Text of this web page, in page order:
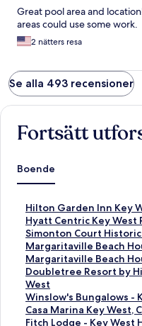
Great pool area and
areas could use some work.
2 nätters resa
Se alla 493 recensioner
Fortsätt
Boende
Hilton Garden Inn Key
L
ä
n
k
t
i
l
l
s
i
Hyatt Centric Key West
L
ä
n
k
t
i
l
l
s
Simonton Court
L
ä
n
k
t
i
l
l
Margaritaville Beach
L
ä
n
k
t
i
l
Margaritaville Beach
L
ä
n
k
t
i
Doubletree Resort by
West
L
ä
n
k
t
Winslow's Bungalows -
L
ä
n
Casa Marina Key West,
L
ä
Fitch Lodge - Key West
L